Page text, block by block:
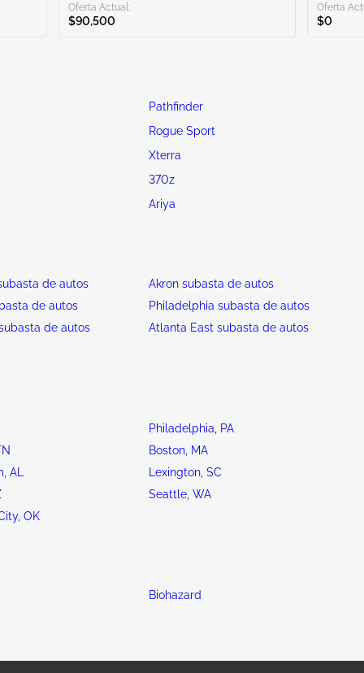
Oferta Actual:
$90,500
Oferta
$0
Pathfinder
Rogue Sport
Xterra
370z
Ariya
de autos
Akron subasta de autos
de autos
Philadelphia subasta de autos
de autos
Atlanta East subasta de autos
Philadelphia, PA
Boston, MA
AL
Lexington, SC
Seattle, WA
OK
Biohazard